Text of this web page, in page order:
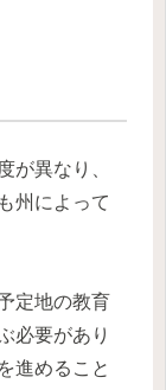
が異なり、
州によって
定地の教育
必要があり
進めること